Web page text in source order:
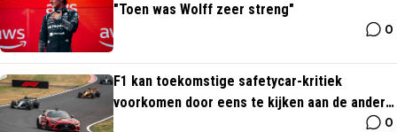
"Toen was Wolff zeer streng"
0
F1 kan toekomstige safetycar-kritiek
voorkomen door eens te kijken aan de andere
0